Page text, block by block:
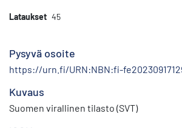
Lataukset 45
Pysyvä osoite
https://urn.fi/URN:NBN:fi-
Kuvaus
Suomen virallinen tilasto (SVT)